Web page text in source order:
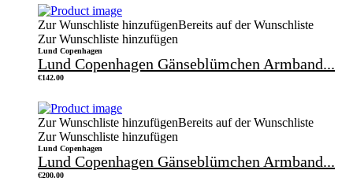
Zur Wunschliste hinzufügenBereits auf der Wunschliste
Zur Wunschliste hinzufügen
Lund Copenhagen
Lund Copenhagen Gänseblümchen Armband...
€142.00
Zur Wunschliste hinzufügenBereits auf der Wunschliste
Zur Wunschliste hinzufügen
Lund Copenhagen
Lund Copenhagen Gänseblümchen Armband...
€200.00